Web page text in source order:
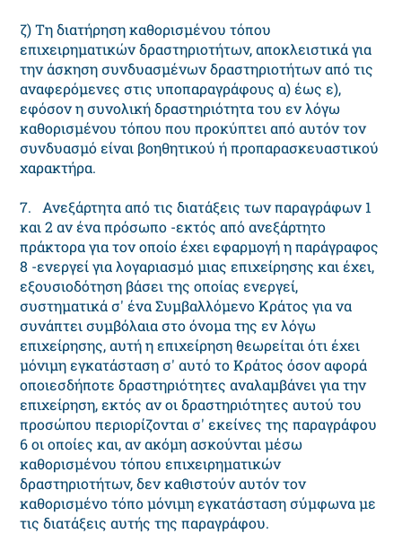
ζ) Τη διατήρηση καθορισμένου τόπου
επιχειρηματικών δραστηριοτήτων, αποκλειστικά για
την άσκηση συνδυασμένων δραστηριοτήτων από τις
αναφερόμενες στις υποπαραγράφους α) έως ε),
εφόσον η συνολική δραστηριότητα του εν λόγω
καθορισμένου τόπου που προκύπτει από αυτόν τον
συνδυασμό είναι βοηθητικού ή προπαρασκευαστικού
χαρακτήρα.
7. Ανεξάρτητα από τις διατάξεις των παραγράφων 1
και 2 αν ένα πρόσωπο -εκτός από ανεξάρτητο
πράκτορα για τον οποίο έχει εφαρμογή η παράγραφος
8 -ενεργεί για λογαριασμό μιας επιχείρησης και έχει,
εξουσιοδότηση βάσει της οποίας ενεργεί,
συστηματικά σ' ένα Συμβαλλόμενο Κράτος για να
συνάπτει συμβόλαια στο όνομα της εν λόγω
επιχείρησης, αυτή η επιχείρηση θεωρείται ότι έχει
μόνιμη εγκατάσταση σ' αυτό το Κράτος όσον αφορά
οποιεσδήποτε δραστηριότητες αναλαμβάνει για την
επιχείρηση, εκτός αν οι δραστηριότητες αυτού του
προσώπου περιορίζονται σ' εκείνες της παραγράφου
6 οι οποίες και, αν ακόμη ασκούνται μέσω
καθορισμένου τόπου επιχειρηματικών
δραστηριοτήτων, δεν καθιστούν αυτόν τον
καθορισμένο τόπο μόνιμη εγκατάσταση σύμφωνα με
τις διατάξεις αυτής της παραγράφου.